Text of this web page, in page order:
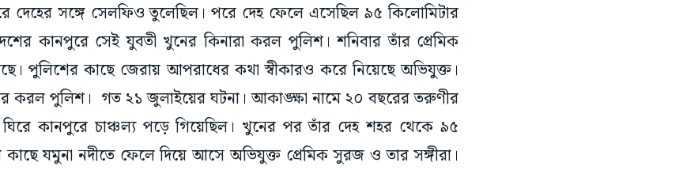
দেহের সঙ্গে সেলফিও তুলেছিল। পরে দেহ ফেলে এসেছিল ৯৫ কিলোমিটার
কানপুরে সেই যুবতী খুনের কিনারা করল পুলিশ। শনিবার তাঁর প্রেমিক
পুলিশের কাছে জেরায় আপরাধের কথা স্বীকারও করে নিয়েছে অভিযুক্ত।
করল পুলিশ। গত ২১ জুলাইয়ের ঘটনা। আকাঙ্ক্ষা নামে ২০ বছরের তরুণীর
ঘিরে কানপুরে চাঞ্চল্য পড়ে গিয়েছিল। খুনের পর তাঁর দেহ শহর থেকে ৯৫
কাছে যমুনা নদীতে ফেলে দিয়ে আসে অভিযুক্ত প্রেমিক সুরজ ও তার সঙ্গীরা।